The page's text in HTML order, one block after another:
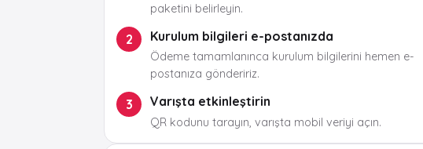
paketini belirleyin.
2 Kurulum bilgileri e-postanızda
Ödeme tamamlanınca kurulum bilgilerini hemen e-
postanıza göndeririz.
3 Varışta etkinleştirin
QR kodunu tarayın, varışta mobil veriyi açın.